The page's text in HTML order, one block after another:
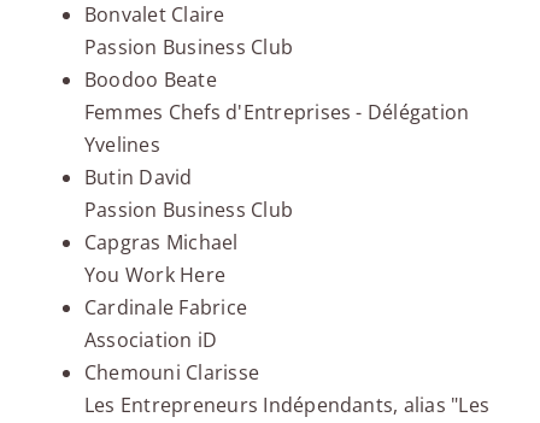
Bonvalet Claire
Passion Business Club
Boodoo Beate
Femmes Chefs d'Entreprises - Délégation
Yvelines
Butin David
Passion Business Club
Capgras Michael
You Work Here
Cardinale Fabrice
Association iD
Chemouni Clarisse
Les Entrepreneurs Indépendants, alias "Les